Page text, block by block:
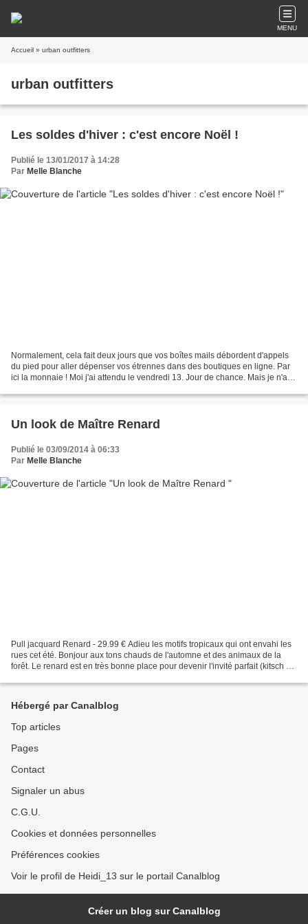
MENU
Accueil » urban outfitters
urban outfitters
Les soldes d'hiver : c'est encore Noël !
Publié le 13/01/2017 à 14:28
Par Melle Blanche
Normalement, cela fait deux jours que vos boîtes mails débordent d'appels
du pied pour aller dépenser vos étrennes dans des boutiques en ligne. Par
ici la monnaie ! Moi j'ai attendu le vendredi 13. Jour de chance. Mais je n'ai
Un look de Maître Renard
Publié le 03/09/2014 à 06:33
Par Melle Blanche
Pull jacquard Renard - 29.99 € Adieu les motifs tropicaux qui ont envahi les
rues cet été. Bonjour aux tons chauds de l'automne et des animaux de la
forêt. Le renard est en très bonne place pour devenir l'invité parfait (kitsch ?)
Hébergé par Canalblog
Top articles
Pages
Contact
Signaler un abus
C.G.U.
Cookies et données personnelles
Préférences cookies
Voir le profil de Heidi_13 sur le portail Canalblog
Créer un blog sur Canalblog